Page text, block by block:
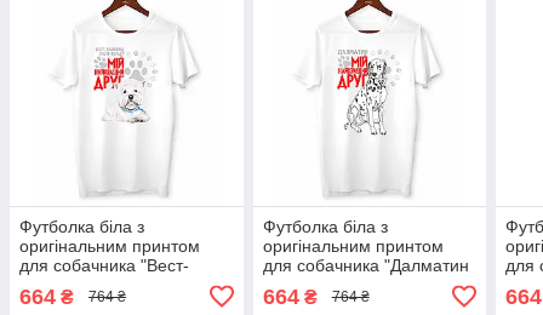
Футболка біла з
оригінальним принтом
для собачника "Вест-
хайленд-уайт-терьер Мій
найкращий друг" Push IT
664 ₴ 764 ₴
Футболка біла з
оригінальним принтом
для собачника "Далматин
Мій найкращий друг" Push
IT
664₴ 764 ₴
для
664